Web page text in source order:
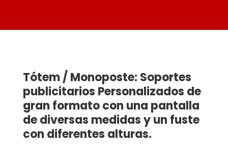
Tótem / Monoposte: Soportes
publicitarios Personalizados de
gran formato con una pantalla
de diversas medidas y un fuste
con diferentes alturas.